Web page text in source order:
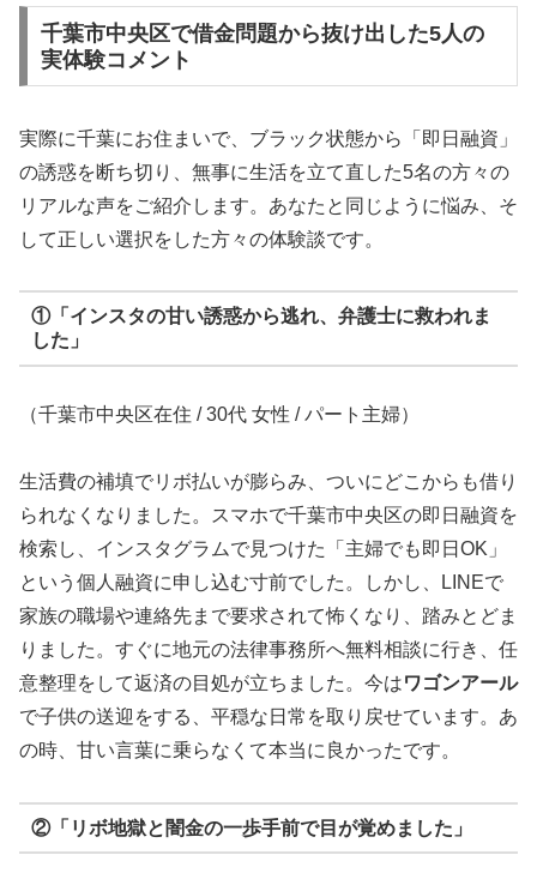
千葉市中央区で借金問題から抜け出した5人の
実体験コメント
実際に千葉にお住まいで、ブラック状態から「即日融資」
の誘惑を断ち切り、無事に生活を立て直した5名の方々の
リアルな声をご紹介します。あなたと同じように悩み、そ
して正しい選択をした方々の体験談です。
①「インスタの甘い誘惑から逃れ、弁護士に救われま
した」
（千葉市中央区在住 / 30代 女性 / パート主婦）
生活費の補填でリボ払いが膨らみ、ついにどこからも借り
られなくなりました。スマホで千葉市中央区の即日融資を
検索し、インスタグラムで見つけた「主婦でも即日OK」
という個人融資に申し込む寸前でした。しかし、LINEで
家族の職場や連絡先まで要求されて怖くなり、踏みとどま
りました。すぐに地元の法律事務所へ無料相談に行き、任
意整理をして返済の目処が立ちました。今はワゴンアール
で子供の送迎をする、平穏な日常を取り戻せています。あ
の時、甘い言葉に乗らなくて本当に良かったです。
②「リボ地獄と闇金の一歩手前で目が覚めました」